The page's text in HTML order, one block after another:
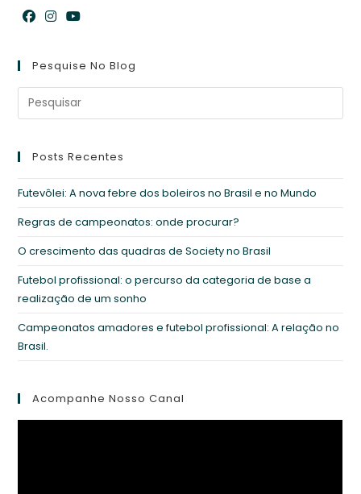
nova
aba
uma
nova
aba
nova
aba
Pesquise No Blog
Posts Recentes
Futevôlei: A nova febre dos boleiros no Brasil e no Mundo
Regras de campeonatos: onde procurar?
O crescimento das quadras de Society no Brasil
Futebol profissional: o percurso da categoria de base a
realização de um sonho
Campeonatos amadores e futebol profissional: A relação no
Brasil.
Acompanhe Nosso Canal